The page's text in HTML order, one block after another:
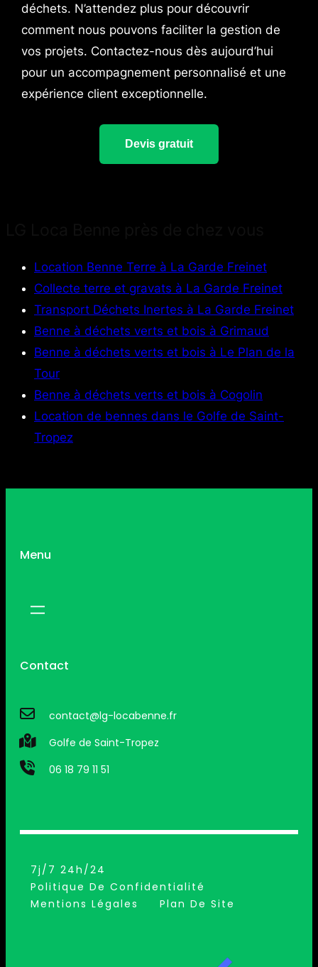
déchets. N’attendez plus pour découvrir
comment nous pouvons faciliter la gestion de
vos projets. Contactez-nous dès aujourd’hui
pour un accompagnement personnalisé et une
expérience client exceptionnelle.
Devis gratuit
Location Benne Terre à La Garde Freinet
Collecte terre et gravats à La Garde Freinet
Transport Déchets Inertes à La Garde Freinet
Benne à déchets verts et bois à Grimaud
Benne à déchets verts et bois à Le Plan de la
Tour
Benne à déchets verts et bois à Cogolin
Location de bennes dans le Golfe de Saint-
Tropez
Menu
Contact
contact@lg-locabenne.fr
Golfe de Saint-Tropez
06 18 79 11 51
7j/7 24h/24
Politique De Confidentialité
Mentions Légales
Plan De Site